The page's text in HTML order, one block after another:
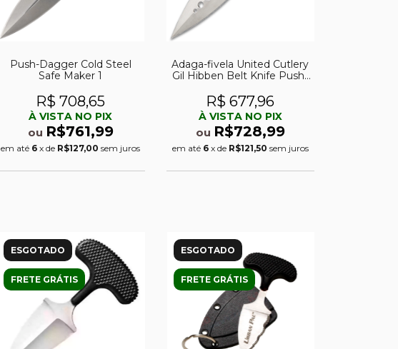
Push-Dagger Cold Steel
Safe Maker 1
R$ 708,65
À VISTA NO PIX
ou R$761,99
em até 6 x de R$127,00 sem juros
Adaga-fivela United Cutlery
Gil Hibben Belt Knife Push-
R$ 677,96
À VISTA NO PIX
ou R$728,99
em até 6 x de R$121,50 sem juros
ESGOTADO
FRETE GRÁTIS
ESGOTADO
FRETE GRÁTIS